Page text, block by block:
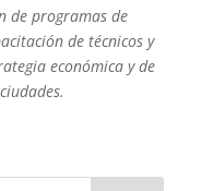
de programas de
de técnicos y
económica y de